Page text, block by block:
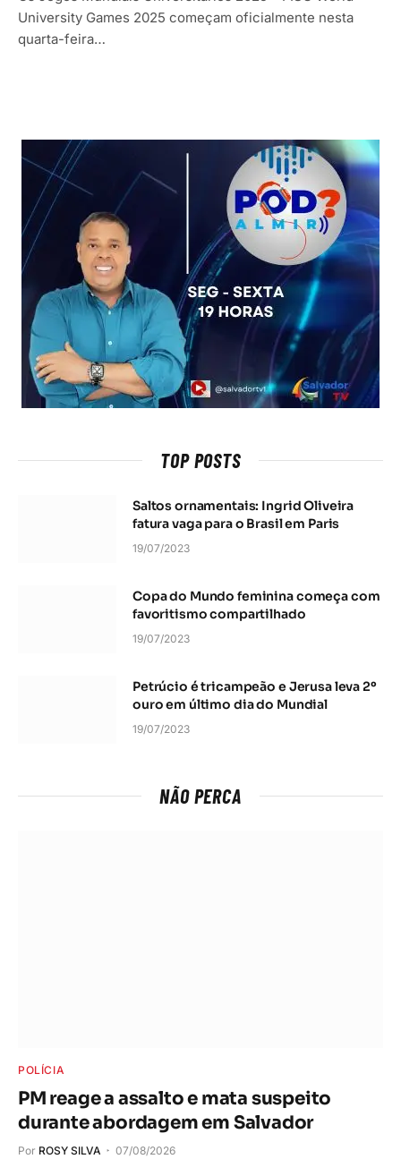
University Games 2025 começam oficialmente nesta
quarta-feira…
TOP POSTS
Saltos ornamentais: Ingrid Oliveira
fatura vaga para o Brasil em Paris
19/07/2023
Copa do Mundo feminina começa com
favoritismo compartilhado
19/07/2023
Petrúcio é tricampeão e Jerusa leva 2º
ouro em último dia do Mundial
19/07/2023
NÃO PERCA
POLÍCIA
PM reage a assalto e mata suspeito
durante abordagem em Salvador
Por ROSY SILVA 07/08/2026